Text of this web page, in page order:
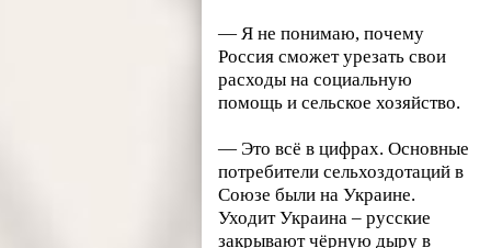
— Я не понимаю, почему
Россия сможет урезать свои
расходы на социальную
помощь и сельское хозяйство.
— Это всё в цифрах. Основные
потребители сельхоздотаций в
Союзе были на Украине.
Уходит Украина – русские
закрывают чёрную дыру в